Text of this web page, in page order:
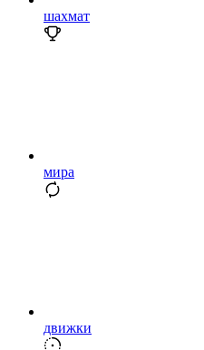
шахмат
мира
движки